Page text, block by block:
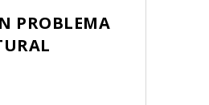
PROBLEMA